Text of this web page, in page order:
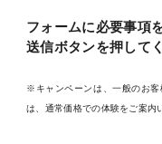
フォームに必要事項
送信ボタンを押して
※キャンペーンは、一般のお客
は、通常価格での体験をご案内